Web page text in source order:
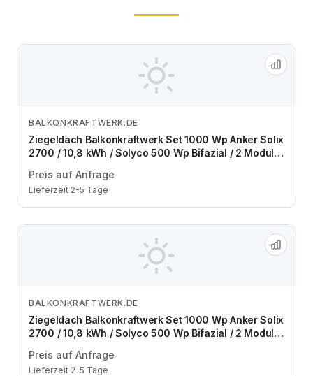
Zum Angebot
BALKONKRAFTWERK.DE
Ziegeldach Balkonkraftwerk Set 1000 Wp Anker Solix
2700 / 10,8 kWh / Solyco 500 Wp Bifazial / 2 Module
Preis auf Anfrage
Lieferzeit 2-5 Tage
Zum Angebot
BALKONKRAFTWERK.DE
Ziegeldach Balkonkraftwerk Set 1000 Wp Anker Solix
2700 / 10,8 kWh / Solyco 500 Wp Bifazial / 2 Module
Preis auf Anfrage
Lieferzeit 2-5 Tage